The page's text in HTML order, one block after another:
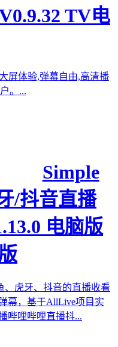
TV电
屏体验,弹幕自由,高清播
。...
Simple
/抖音直播
电脑版
、虎牙、抖音的直播收看
幕，基于AllLive项目实
哔哩哔哩直播抖...